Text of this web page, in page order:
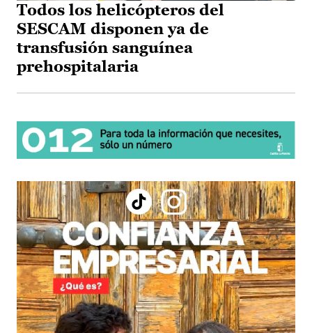
Todos los helicópteros del
SESCAM disponen ya de
transfusión sanguínea
prehospitalaria